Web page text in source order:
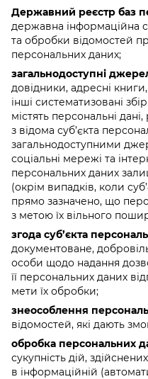
Державний реєстр баз
державна інформаційна
та обробки відомостей
персональних даних;
загальнодоступні
довідники, адресні
інші систематизовані
містять персональні
з відома суб’єкта
загальнодоступними
соціальні мережі та
персональних даних
(окрім випадків, коли
прямо зазначено, що
з метою їх вільного
згода суб’єкта
документоване,
особи щодо надання
її персональних даних
мети їх обробки;
знеособлення
відомостей, які дають
обробка персональних
сукупність дій,
в інформаційній